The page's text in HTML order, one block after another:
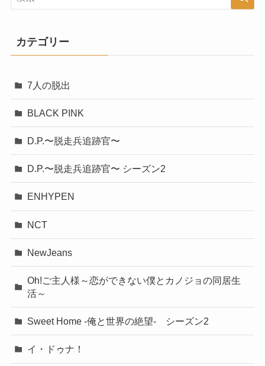
カテゴリー
7人の脱出
BLACK PINK
D.P.〜脱走兵追跡官〜
D.P.〜脱走兵追跡官〜 シーズン2
ENHYPEN
NCT
NewJeans
Oh!ご主人様～恋ができない僕とカノジョの同居生
活～
Sweet Home -俺と世界の絶望- シーズン2
イ・ドゥナ！